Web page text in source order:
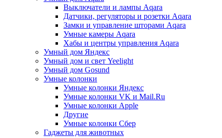
Выключатели и лампы Aqara
Датчики, регуляторы и розетки Aqara
Замки и управление шторами Aqara
Умные камеры Aqara
Хабы и центры управления Aqara
Умный дом Яндекс
Умный дом и свет Yeelight
Умный дом Gosund
Умные колонки
Умные колонки Яндекс
Умные колонки VK и Mail.Ru
Умные колонки Apple
Другие
Умные колонки Сбер
Гаджеты для животных